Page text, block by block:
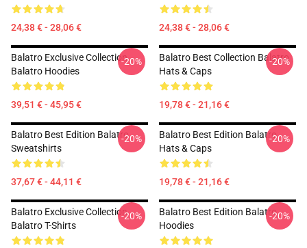
24,38 € - 28,06 € 24,38 € - 28,06 €
Balatro Exclusive Collection
Balatro Hoodies
39,51 € - 45,95 €
-20%
Balatro Best Collection Balatro
Hats & Caps
19,78 € - 21,16 €
-20%
Balatro Best Edition Balatro
Sweatshirts
37,67 € - 44,11 €
-20%
Balatro Best Edition Balatro
Hats & Caps
19,78 € - 21,16 €
-20%
Balatro Exclusive Collection
Balatro T-Shirts
-20%
Balatro Best Edition Balatro
Hoodies
-20%